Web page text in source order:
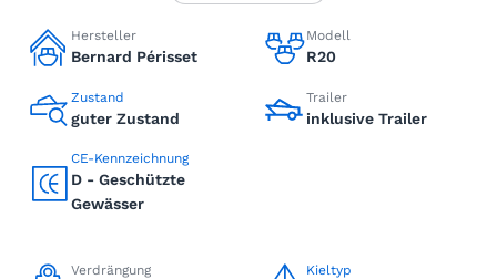
Hersteller
Bernard Périsset
Modell
R20
Zustand
guter Zustand
Trailer
inklusive Trailer
CE-Kennzeichnung
D - Geschützte
Gewässer
Verdrängung Kieltyp